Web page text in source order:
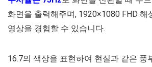
화면을 출력해주며, 1920×1080 FHD 해
영상을 경험할 수 있습니다.
16.7의 색상을 표현하여 현실과 같은 풍